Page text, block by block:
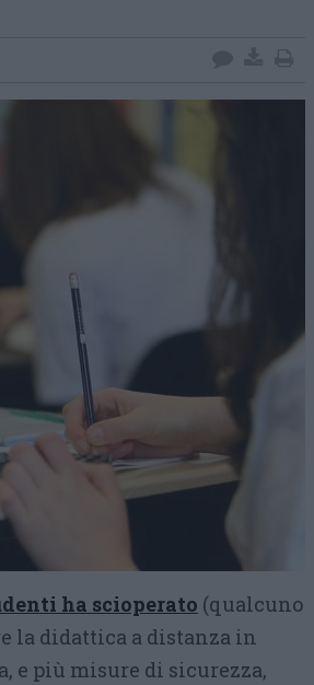
ha scioperato (qualcuno
la didattica a distanza in
e più misure di sicurezza,